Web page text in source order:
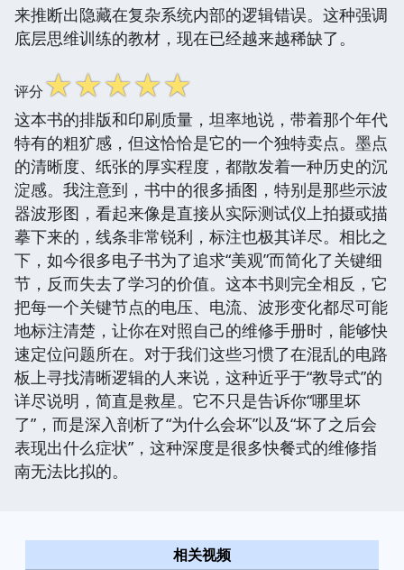
来推断出隐藏在复杂系统内部的逻辑错误。这种强调
底层思维训练的教材，现在已经越来越稀缺了。
评分☆☆☆☆☆
这本书的排版和印刷质量，坦率地说，带着那个年代
特有的粗犷感，但这恰恰是它的一个独特卖点。墨点
的清晰度、纸张的厚实程度，都散发着一种历史的沉
淀感。我注意到，书中的很多插图，特别是那些示波
器波形图，看起来像是直接从实际测试仪上拍摄或描
摹下来的，线条非常锐利，标注也极其详尽。相比之
下，如今很多电子书为了追求“美观”而简化了关键细
节，反而失去了学习的价值。这本书则完全相反，它
把每一个关键节点的电压、电流、波形变化都尽可能
地标注清楚，让你在对照自己的维修手册时，能够快
速定位问题所在。对于我们这些习惯了在混乱的电路
板上寻找清晰逻辑的人来说，这种近乎于“教导式”的
详尽说明，简直是救星。它不只是告诉你“哪里坏
了”，而是深入剖析了“为什么会坏”以及“坏了之后会
表现出什么症状”，这种深度是很多快餐式的维修指
南无法比拟的。
相关视频